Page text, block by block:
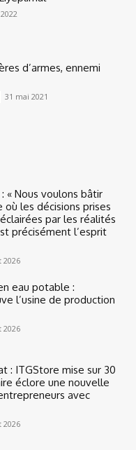
d’armes, ennemi
31 mai 2021
« Nous voulons bâtir
où les décisions prises
par les réalités
précisément l’esprit
2026
eau potable :
l’usine de production
2026
: ITGStore mise sur 30
éclore une nouvelle
avec
2026